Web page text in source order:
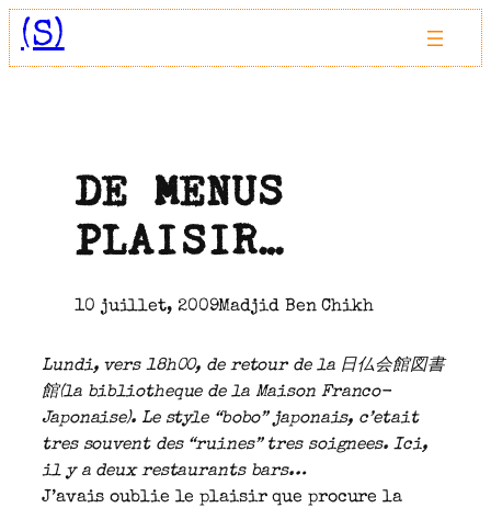
Aller
au(S)
DE MENUS
PLAISIR…
10 juillet, 2009Madjid Ben Chikh
Lundi, vers 18h00, de retour de la 日仏会館図書
館(la bibliotheque de la Maison Franco-
Japonaise). Le style “bobo” japonais, c’etait
tres souvent des “ruines” tres soignees. Ici,
il y a deux restaurants bars…
J’avais oublie le plaisir que procure la